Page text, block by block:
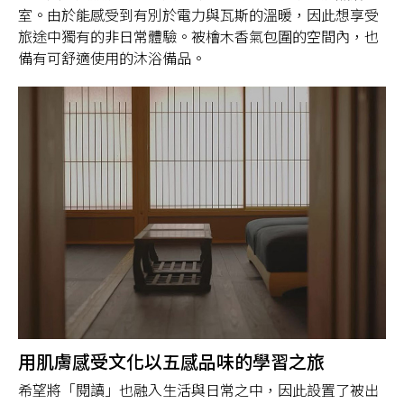
室。由於能感受到有別於電力與瓦斯的溫暖，因此想享受
旅途中獨有的非日常體驗。被檜木香氣包圍的空間內，也
備有可舒適使用的沐浴備品。
用肌膚感受文化以五感品味的學習之旅
希望將「閱讀」也融入生活與日常之中，因此設置了被出